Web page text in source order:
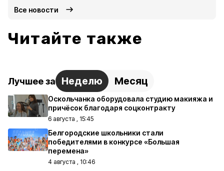
Все новости
Читайте также
Лучшее за Неделю Месяц
Оскольчанка оборудовала студию макияжа и
причёсок благодаря соцконтракту
6 августа , 15:45
Белгородские школьники стали
победителями в конкурсе «Большая
перемена»
4 августа , 10:46